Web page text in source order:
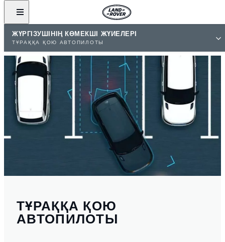
ЖҮРГІЗУШІНІҢ КӨМЕКШІ ЖҮЙЕЛЕРІ
ТҰРАҚҚА ҚОЮ АВТОПИЛОТЫ
ТҰРАҚҚА ҚОЮ
АВТОПИЛОТЫ